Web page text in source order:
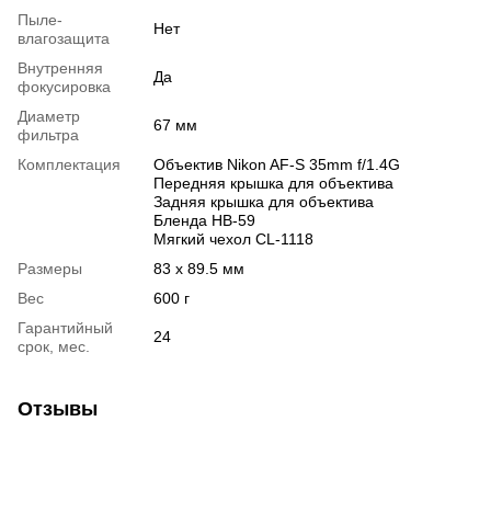
Пыле-
влагозащита
Нет
Внутренняя
фокусировка
Да
Диаметр
фильтра
67 мм
Комплектация
Объектив Nikon AF-S 35mm f/1.4G
Передняя крышка для объектива
Задняя крышка для объектива
Бленда HB-59
Мягкий чехол CL-1118
Размеры
83 x 89.5 мм
Вес
600 г
Гарантийный
срок, мес.
24
Отзывы